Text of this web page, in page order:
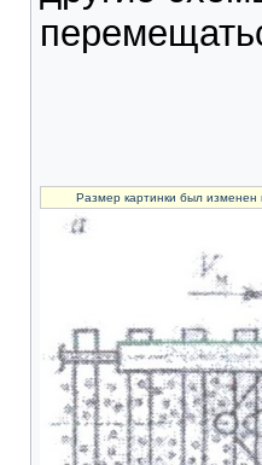
Размер картинки был изменен